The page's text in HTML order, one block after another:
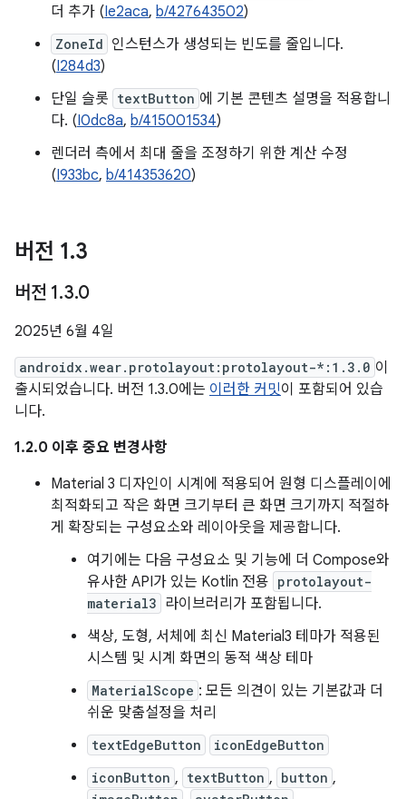
더 추가 (Ie2aca, b/427643502)
ZoneId 인스턴스가 생성되는 빈도를 줄입니다.
(I284d3)
단일 슬롯 textButton 에 기본 콘텐츠 설명을 적용합니
다. (I0dc8a, b/415001534)
렌더러 측에서 최대 줄을 조정하기 위한 계산 수정
(I933bc, b/414353620)
버전 1.3
버전 1.3.0
2025년 6월 4일
androidx.wear.protolayout:protolayout-*:1.3.0 이
출시되었습니다. 버전 1.3.0에는 이러한 커밋이 포함되어 있습
니다.
1.2.0 이후 중요 변경사항
Material 3 디자인이 시계에 적용되어 원형 디스플레이에
최적화되고 작은 화면 크기부터 큰 화면 크기까지 적절하
게 확장되는 구성요소와 레이아웃을 제공합니다.
여기에는 다음 구성요소 및 기능에 더 Compose와
유사한 API가 있는 Kotlin 전용 protolayout-
material3 라이브러리가 포함됩니다.
색상, 도형, 서체에 최신 Material3 테마가 적용된
시스템 및 시계 화면의 동적 색상 테마
MaterialScope : 모든 의견이 있는 기본값과 더
쉬운 맞춤설정을 처리
textEdgeButton
iconEdgeButton
iconButton , textButton , button ,